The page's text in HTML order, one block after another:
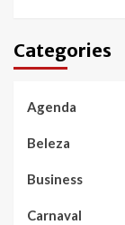
Categories
Agenda
Beleza
Business
Carnaval